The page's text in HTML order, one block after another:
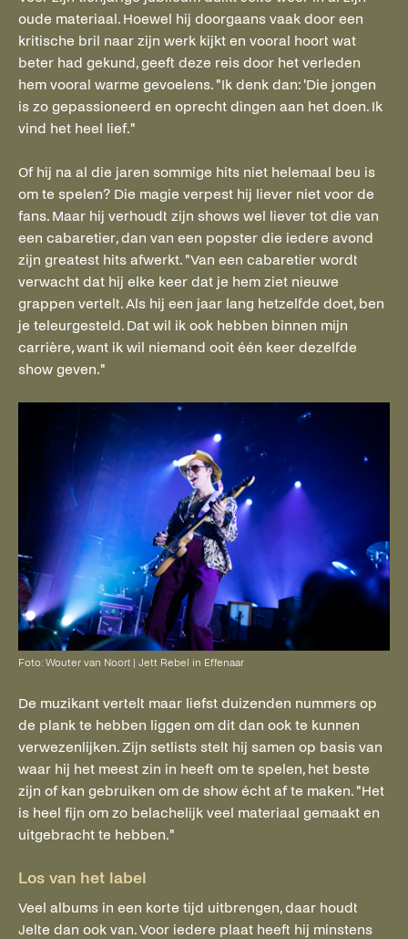
oude materiaal. Hoewel hij doorgaans vaak door een
kritische bril naar zijn werk kijkt en vooral hoort wat
beter had gekund, geeft deze reis door het verleden
hem vooral warme gevoelens. "Ik denk dan: 'Die jongen
is zo gepassioneerd en oprecht dingen aan het doen. Ik
vind het heel lief."
Of hij na al die jaren sommige hits niet helemaal beu is
om te spelen? Die magie verpest hij liever niet voor de
fans. Maar hij verhoudt zijn shows wel liever tot die van
een cabaretier, dan van een popster die iedere avond
zijn greatest hits afwerkt. "Van een cabaretier wordt
verwacht dat hij elke keer dat je hem ziet nieuwe
grappen vertelt. Als hij een jaar lang hetzelfde doet, ben
je teleurgesteld. Dat wil ik ook hebben binnen mijn
carrière, want ik wil niemand ooit één keer dezelfde
show geven."
Foto: Wouter van Noort | Jett Rebel in Effenaar
De muzikant vertelt maar liefst duizenden nummers op
de plank te hebben liggen om dit dan ook te kunnen
verwezenlijken. Zijn setlists stelt hij samen op basis van
waar hij het meest zin in heeft om te spelen, het beste
zijn of kan gebruiken om de show écht af te maken. "Het
is heel fijn om zo belachelijk veel materiaal gemaakt en
uitgebracht te hebben."
Los van het label
Veel albums in een korte tijd uitbrengen, daar houdt
Jelte dan ook van. Voor iedere plaat heeft hij minstens